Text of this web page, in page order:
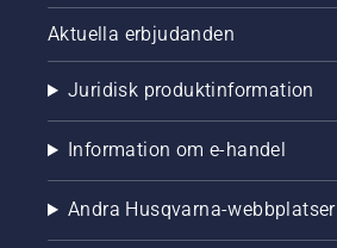
Aktuella erbjudanden
Juridisk produktinformation
Information om e-handel
Andra Husqvarna-webbplatser